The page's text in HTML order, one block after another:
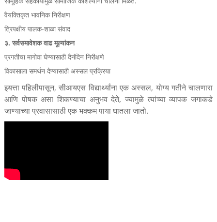
वैयक्तिकृत भावनिक निरीक्षण
त्रिपक्षीय पालक-शाळा संवाद
३. सर्वसमावेशक वाढ मूल्यांकन
प्रगतीचा मागोवा घेण्यासाठी दैनंदिन निरीक्षणे
विकासाला समर्थन देण्यासाठी अस्सल प्रक्रिया
इयत्ता पहिलीपासून, सीआयएस विद्यार्थ्यांना एक अस्सल, योग्य गतीने चालणारा
आणि पोषक असा शिकण्याचा अनुभव देते, ज्यामुळे त्यांच्या व्यापक जगाकडे
जाण्याच्या प्रवासासाठी एक भक्कम पाया घातला जातो.